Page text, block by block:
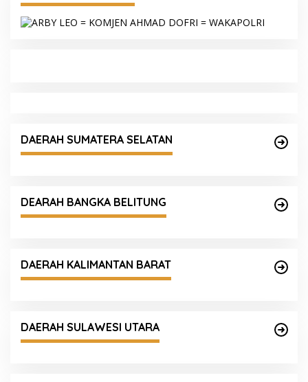
DAERAH SUMATERA SELATAN
DEARAH BANGKA BELITUNG
DAERAH KALIMANTAN BARAT
DAERAH SULAWESI UTARA